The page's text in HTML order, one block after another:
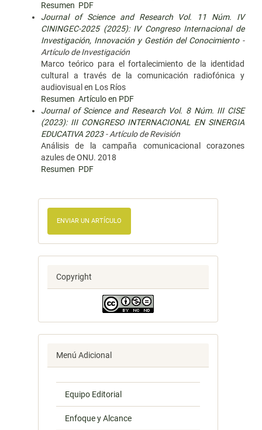
Resumen PDF
Journal of Science and Research Vol. 11 Núm. IV
CININGEC-2025 (2025): IV Congreso Internacional de
Investigación, Innovación y Gestión del Conocimiento-
Artículo de Investigación
Marco teórico para el fortalecimiento de la identidad
cultural a través de la comunicación radiofónica y
audiovisual en Los Ríos
Resumen Artículo en PDF
Journal of Science and Research Vol. 8 Núm. III CISE
(2023): III CONGRESO INTERNACIONAL EN SINERGIA
EDUCATIVA 2023- Artículo de Revisión
Análisis de la campaña comunicacional corazones
azules de ONU. 2018
Resumen PDF
ENVIAR UN ARTÍCULO
Copyright
Menú Adicional
Equipo Editorial
Enfoque y Alcance